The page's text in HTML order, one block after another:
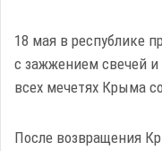
18 мая в республике
с зажжением свечей
всех мечетях Крыма
После возвращения